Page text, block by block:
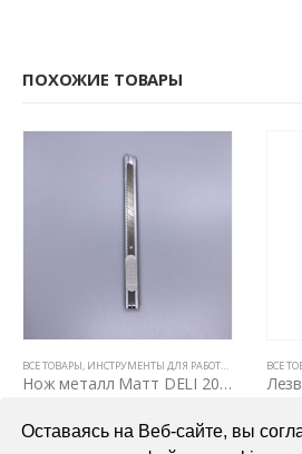
Оставаясь на Веб-сайте, вы
ПОХОЖИЕ ТОВАРЫ
,НОЖИ И ЛЕЗВИЯ
ВСЕ ТОВАРЫ, ИНСТРУМЕНТЫ ДЛЯ РАБОТЫ С ПЛЕНКАМИ
Нож металл Матт DELI 2053 c фиксатором
ВСЕ